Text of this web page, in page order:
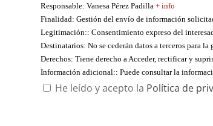
Responsable: Vanesa Pérez Padilla+ info
Finalidad: Gestión del envío de información
Legitimación:: Consentimiento expreso del
Destinatarios: No se cederán datos a terceros para la
Derechos: Tiene derecho a Acceder, rectificar y
Información adicional:: Puede consultar la
He leído y acepto la Política de